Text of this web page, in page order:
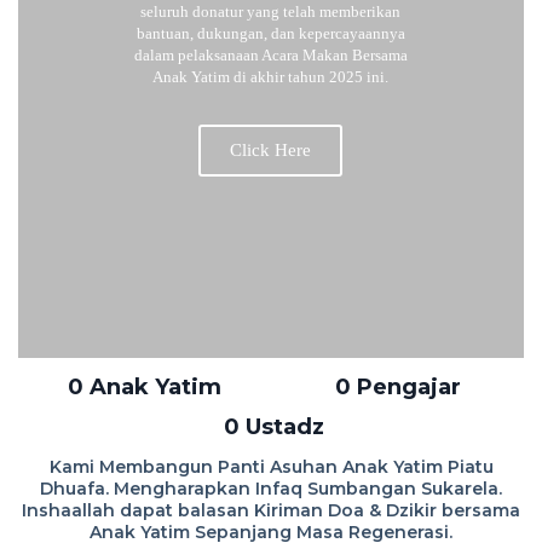
seluruh donatur yang telah memberikan
bantuan, dukungan, dan kepercayaannya
dalam pelaksanaan Acara Makan Bersama
Anak Yatim di akhir tahun 2025 ini.
Click Here
0 Anak Yatim 0 Pengajar
0 Ustadz
Kami Membangun Panti Asuhan Anak Yatim Piatu
Dhuafa. Mengharapkan Infaq Sumbangan Sukarela.
Inshaallah dapat balasan Kiriman Doa & Dzikir bersama
Anak Yatim Sepanjang Masa Regenerasi.